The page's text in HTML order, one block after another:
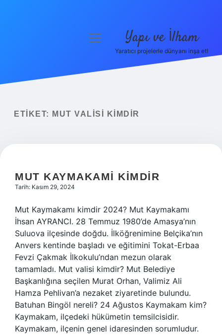
Yasal Uyarı
menüyü
Yapı ve İlham
Yaratıcı projelerle dünyanı inşa et!
ETIKET: MUT VALISI KIMDIR
MUT KAYMAKAMI KIMDIR
Tarih: Kasım 29, 2024
Mut Kaymakamı kimdir 2024? Mut Kaymakamı
İhsan AYRANCI. 28 Temmuz 1980’de Amasya’nın
Suluova ilçesinde doğdu. İlköğrenimine Belçika’nın
Anvers kentinde başladı ve eğitimini Tokat-Erbaa
Fevzi Çakmak İlkokulu’ndan mezun olarak
tamamladı. Mut valisi kimdir? Mut Belediye
Başkanlığına seçilen Murat Orhan, Valimiz Ali
Hamza Pehlivan’a nezaket ziyaretinde bulundu.
Batuhan Bingöl nereli? 24 Ağustos Kaymakam kim?
Kaymakam, ilçedeki hükümetin temsilcisidir.
Kaymakam, ilçenin genel idaresinden sorumludur.